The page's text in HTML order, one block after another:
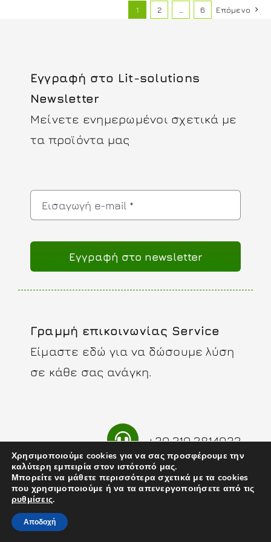
1 2 … 6 Επόμενο
Εγγραφή στο Lit-solutions
Newsletter
Μείνετε ενημερωμένοι σχετικά με
τα προϊόντα μας
Eγγραφή στο newsletter
Γραμμή επικοινωνίας Service
Είμαστε εδώ για να δώσουμε λύση
σε κάθε σας ανάγκη.
+30 210 2814032
Χρησιμοποιούμε cookies για να σας προσφέρουμε την
καλύτερη εμπειρία στον ιστότοπό μας.
Μπορείτε να μάθετε περισσότερα σχετικά με τα cookies
που χρησιμοποιούμε ή να τα απενεργοποιήσετε από τις
ρυθμίσεις.
Αποδοχή